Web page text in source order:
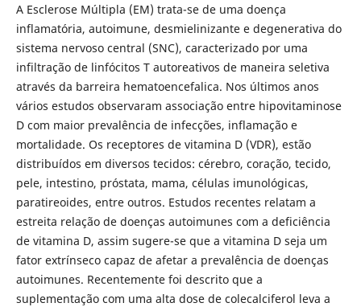
A Esclerose Múltipla (EM) trata-se de uma doença
inflamatória, autoimune, desmielinizante e degenerativa do
sistema nervoso central (SNC), caracterizado por uma
infiltração de linfócitos T autoreativos de maneira seletiva
através da barreira hematoencefalica. Nos últimos anos
vários estudos observaram associação entre hipovitaminose
D com maior prevalência de infecções, inflamação e
mortalidade. Os receptores de vitamina D (VDR), estão
distribuídos em diversos tecidos: cérebro, coração, tecido,
pele, intestino, próstata, mama, células imunológicas,
paratireoides, entre outros. Estudos recentes relatam a
estreita relação de doenças autoimunes com a deficiência
de vitamina D, assim sugere-se que a vitamina D seja um
fator extrínseco capaz de afetar a prevalência de doenças
autoimunes. Recentemente foi descrito que a
suplementação com uma alta dose de colecalciferol leva a